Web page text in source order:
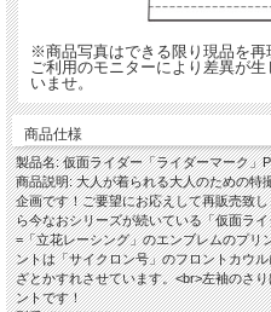
※商品写真はできる限り現品を再
ご利用のモニターにより差異が
いませ。
商品仕様
製品名: 仮面ライダー「ライダーマーク」
商品説明: 大人が着られる大人のための特
企画です！ご要望にお応えして再販売致
ら今なおシリーズが続いている「仮面ラ
=「立花レーシング」のエンブレムのプリ
ントは「サイクロン号」のフロントカウ
ざとかすれさせています。<br>左袖のさ
ントです！